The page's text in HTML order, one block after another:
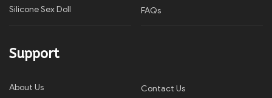
Silicone Sex Doll FAQs
Support
About Us Contact Us